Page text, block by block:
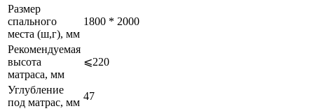
Размер
спального
места (ш,г), мм
1800 * 2000
Рекомендуемая
высота
матраса, мм
⩽220
Углубление
под матрас, мм
47